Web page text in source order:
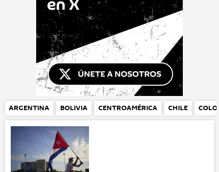
ARGENTINA BOLIVIA CENTROAMÉRICA CHILE